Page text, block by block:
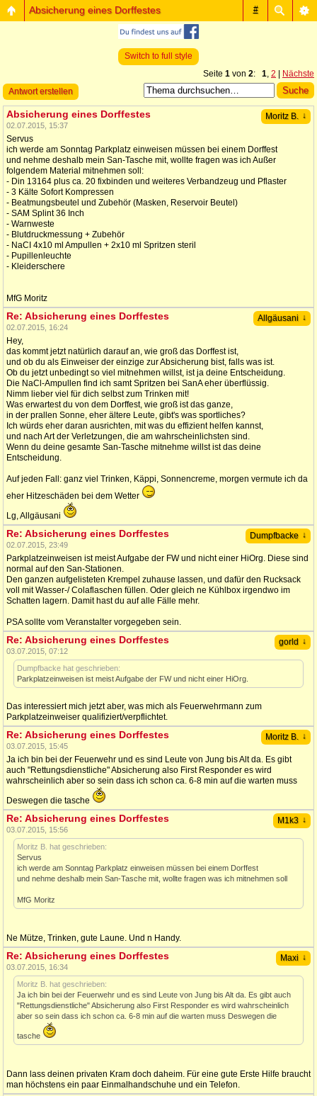
#
Absicherung eines Dorffestes
Switch to full style
Seite 1 von 2: 1, 2
Nächste
Antwort erstellen
Moritz B. ↓
Absicherung eines Dorffestes
02.07.2015, 15:37
Servus
ich werde am Sonntag Parkplatz einweisen müssen bei einem Dorffest
und nehme deshalb mein San-Tasche mit, wollte fragen was ich Außer
folgendem Material mitnehmen soll:
- Din 13164 plus ca. 20 fixbinden und weiteres Verbandzeug und Pflaster
- 3 Kälte Sofort Kompressen
- Beatmungsbeutel und Zubehör (Masken, Reservoir Beutel)
- SAM Splint 36 Inch
- Warnweste
- Blutdruckmessung + Zubehör
- NaCI 4x10 ml Ampullen + 2x10 ml Spritzen steril
- Pupillenleuchte
- Kleiderschere
MfG Moritz
Allgäusani ↓
Re: Absicherung eines Dorffestes
02.07.2015, 16:24
Hey,
das kommt jetzt natürlich darauf an, wie groß das Dorffest ist,
und ob du als Einweiser der einzige zur Absicherung bist, falls was ist.
Ob du jetzt unbedingt so viel mitnehmen willst, ist ja deine Entscheidung.
Die NaCl-Ampullen find ich samt Spritzen bei SanA eher überflüssig.
Nimm lieber viel für dich selbst zum Trinken mit!
Was erwartest du von dem Dorffest, wie groß ist das ganze,
in der prallen Sonne, eher ältere Leute, gibt's was sportliches?
Ich würds eher daran ausrichten, mit was du effizient helfen kannst,
und nach Art der Verletzungen, die am wahrscheinlichsten sind.
Wenn du deine gesamte San-Tasche mitnehme willst ist das deine
Entscheidung.
Auf jeden Fall: ganz viel Trinken, Käppi, Sonnencreme, morgen vermute ich da
eher Hitzeschäden bei dem Wetter
Lg, Allgäusani
Dumpfbacke ↓
Re: Absicherung eines Dorffestes
02.07.2015, 23:49
Parkplatzeinweisen ist meist Aufgabe der FW und nicht einer HiOrg. Diese sind
normal auf den San-Stationen.
Den ganzen aufgelisteten Krempel zuhause lassen, und dafür den Rucksack
voll mit Wasser-/ Colaflaschen füllen. Oder gleich ne Kühlbox irgendwo im
Schatten lagern. Damit hast du auf alle Fälle mehr.
PSA sollte vom Veranstalter vorgegeben sein.
gorld ↓
Re: Absicherung eines Dorffestes
03.07.2015, 07:12
Dumpfbacke hat geschrieben:
Parkplatzeinweisen ist meist Aufgabe der FW und nicht einer HiOrg.
Das interessiert mich jetzt aber, was mich als Feuerwehrmann zum
Parkplatzeinweiser qualifiziert/verpflichtet.
Moritz B. ↓
Re: Absicherung eines Dorffestes
03.07.2015, 15:45
Ja ich bin bei der Feuerwehr und es sind Leute von Jung bis Alt da. Es gibt
auch "Rettungsdienstliche" Absicherung also First Responder es wird
wahrscheinlich aber so sein dass ich schon ca. 6-8 min auf die warten muss
Deswegen die tasche
M1k3 ↓
Re: Absicherung eines Dorffestes
03.07.2015, 15:56
Moritz B. hat geschrieben:
Servus
ich werde am Sonntag Parkplatz einweisen müssen bei einem Dorffest
und nehme deshalb mein San-Tasche mit, wollte fragen was ich mitnehmen soll
MfG Moritz
Ne Mütze, Trinken, gute Laune. Und n Handy.
Maxi ↓
Re: Absicherung eines Dorffestes
03.07.2015, 16:34
Moritz B. hat geschrieben:
Ja ich bin bei der Feuerwehr und es sind Leute von Jung bis Alt da. Es gibt auch
"Rettungsdienstliche" Absicherung also First Responder es wird wahrscheinlich
aber so sein dass ich schon ca. 6-8 min auf die warten muss Deswegen die
tasche
Dann lass deinen privaten Kram doch daheim. Für eine gute Erste Hilfe braucht
man höchstens ein paar Einmalhandschuhe und ein Telefon.